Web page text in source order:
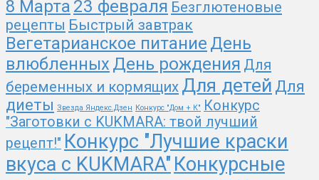
8 Марта 23 февраля Безглютеновые
рецепты Быстрый завтрак
Вегетарианское питание День
влюбленных День рождения Для
беременных и кормящих Для детей Для
диеты Звезда Яндекс.Дзен Конкурс "Дом + К"
Конкурс
"Заготовки с KUKMARA: твой лучший
рецепт!" Конкурс "Лучшие краски
вкуса с KUKMARA" Конкурсные